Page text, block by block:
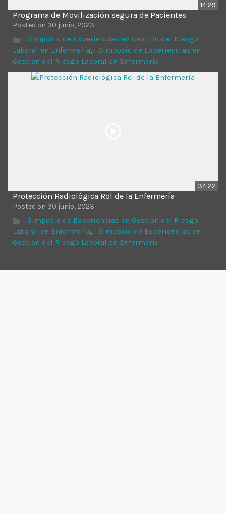
14:29
Programa de Movilización segura de Pacientes
Posted on 30 junio, 2023
I Simposio de Experiencias en Gestión del Riesgo
Laboral en Enfermería, I Simposio de Experiencias en
Gestión del Riesgo Laboral en Enfermería
34:22
Protección Radiológica Rol de la Enfermería
Posted on 30 junio, 2023
I Simposio de Experiencias en Gestión del Riesgo
Laboral en Enfermería I Simposio de Experiencias en
Gestión del Riesgo Laboral en Enfermería